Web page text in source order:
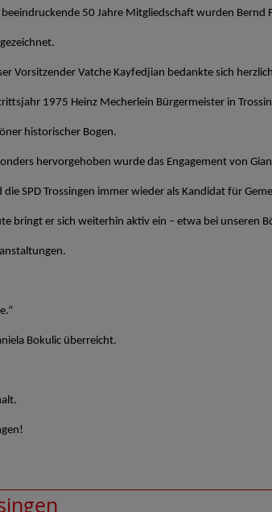
beeindruckende 50 Jahre Mitgliedschaft wurden Bernd
Vorsitzender Vatche Kayfedjian bedankte sich
1975 Heinz Mecherlein Bürgermeister in
historischer Bogen.
hervorgehoben wurde das Engagement von
die SPD Trossingen immer wieder als Kandidat für
bringt er sich weiterhin aktiv ein – etwa bei unseren
Bokulic überreicht.